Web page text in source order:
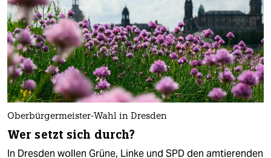
Oberbürgermeister-Wahl in Dresden
Wer setzt sich durch?
In Dresden wollen Grüne, Linke und SPD den amtierenden